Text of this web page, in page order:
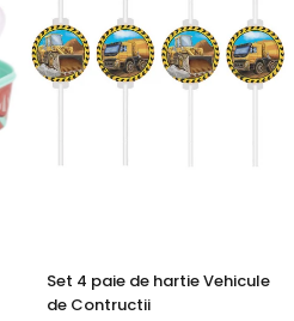
Set 4 paie de hartie Vehicule
de Contructii